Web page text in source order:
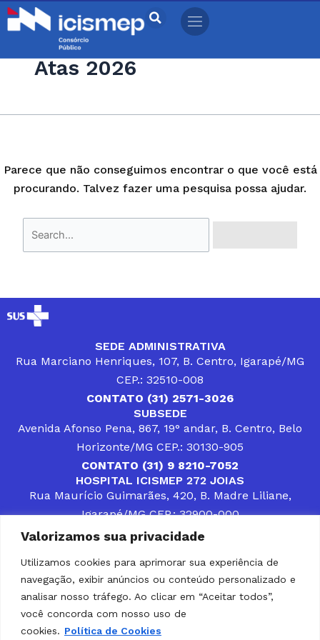
Valorizamos sua privacidade
Utilizamos cookies para aprimorar sua experiência de
navegação, exibir anúncios ou conteúdo personalizado e
analisar nosso tráfego. Ao clicar em “Aceitar todos”,
você concorda com nosso uso de
cookies. Política de Cookies
Ir
para
conteúdoAtas 2026
Parece que não conseguimos encontrar o que você está
procurando. Talvez fazer uma pesquisa possa ajudar.
Pesquisar
por:
SEDE ADMINISTRATIVA
Rua Marciano Henriques, 107, B. Centro, Igarapé/MG
CEP.: 32510-008
CONTATO (31) 2571-3026
SUBSEDE
Avenida Afonso Pena, 867, 19° andar, B. Centro, Belo
Horizonte/MG CEP.: 30130-905
CONTATO (31) 9 8210-7052
HOSPITAL ICISMEP 272 JOIAS
Rua Maurício Guimarães, 420, B. Madre Liliane,
Igarapé/MG CEP.: 32900-000
CONTATOS (31) 3512-4400 ou (31) 9 8309-8660
DESENVOLVER SOLUÇÕES, AÇÕES E SERVIÇOS
PÚBLICOS QUE COMPLEMENTEM A ASSISTÊNCIA À
POPULAÇÃO DA REGIÃO EM QUE ATUA, SENDO
PARCEIRO DOS MUNICÍPIOS CONSORCIADOS NA
SOLUÇÃO DE DIFICULDADES ENFRENTADAS POR
GESTORES MUNICIPAIS, É O COMPROMISSO DO
ICISMEP.
Home Institucional Municípios